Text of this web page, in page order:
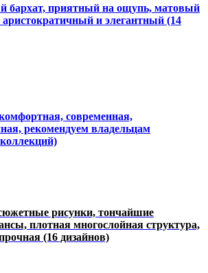
бархат, приятный на ощупь, матовый
и элегантный (14
современная,
рекомендуем владельцам
рисунки, тончайшие
плотная многослойная структура,
(16 дизайнов)